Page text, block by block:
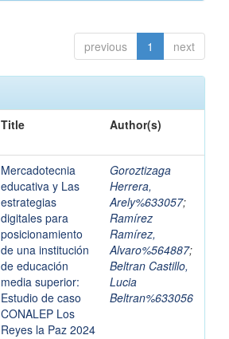
previous 1 next
Title Author(s)
Mercadotecnia
educativa y Las
estrategias
digitales para
posicionamiento
de una institución
de educación
media superior:
Estudio de caso
CONALEP Los
Reyes la Paz 2024
Goroztizaga
Herrera,
Arely%633057;
Ramírez
Ramírez,
Alvaro%564887;
Beltran Castillo,
Lucia
Beltran%633056